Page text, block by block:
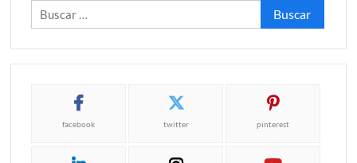
Buscar:
facebook twitter pinterest